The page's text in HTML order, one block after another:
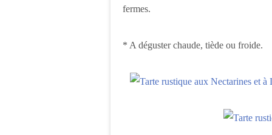
fermes.
* A déguster chaude, tiède ou froide.